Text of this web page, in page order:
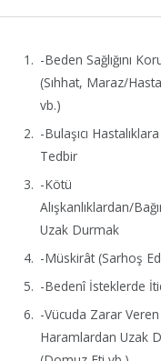
-Beden Sağlığını
(Sıhhat, Maraz/
vb.)
-Bulaşıcı
Tedbir
-Kötü
Alışkanlıklardan/
Uzak Durmak
-Müskirât (Sarhoş
-Bedenî İsteklerde
-Vücuda Zarar Veren
Haramlardan Uzak